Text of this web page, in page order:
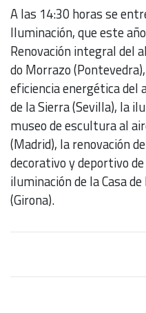
A las 14:30 horas se
Iluminación, que este
Renovación integral del
do Morrazo
eficiencia energética del
de la Sierra (Sevilla), la
museo de escultura al
(Madrid), la renovación
decorativo y deportivo
iluminación de la Casa
(Girona).